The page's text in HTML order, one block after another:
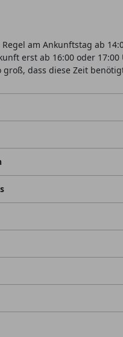
am Ankunftstag ab
erst ab 16:00 oder
groß, dass diese Zeit